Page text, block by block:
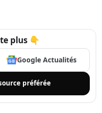
plus 👇
Google Actualités
préférée